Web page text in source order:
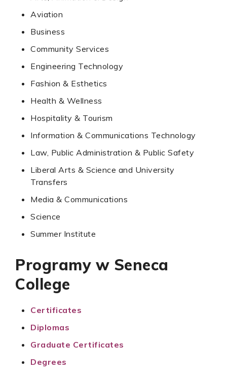
Aviation
Business
Community Services
Engineering Technology
Fashion & Esthetics
Health & Wellness
Hospitality & Tourism
Information & Communications Technology
Law, Public Administration & Public Safety
Liberal Arts & Science and University
Transfers
Media & Communications
Science
Summer Institute
Programy w Seneca
College
Certificates
Diplomas
Graduate Certificates
Degrees